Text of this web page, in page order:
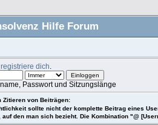
Hilfe Forum
registriere dich
Passwort und Sitzungslänge
Zitieren von Beiträgen:
sollte nicht der komplette Beitrag eines
den man sich bezieht. Die Kombination "@